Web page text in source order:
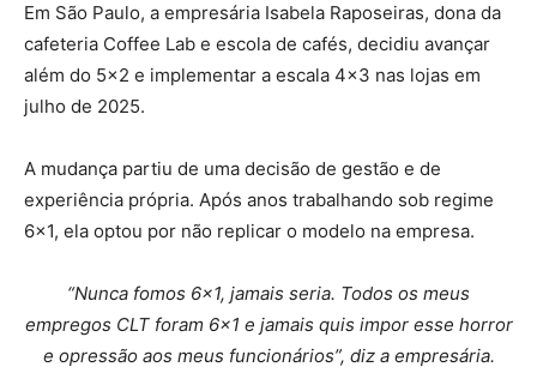
Em São Paulo, a empresária Isabela Raposeiras, dona da
cafeteria Coffee Lab e escola de cafés, decidiu avançar
além do 5×2 e implementar a escala 4×3 nas lojas em
julho de 2025.
A mudança partiu de uma decisão de gestão e de
experiência própria. Após anos trabalhando sob regime
6×1, ela optou por não replicar o modelo na empresa.
“Nunca fomos 6×1, jamais seria. Todos os meus
empregos CLT foram 6×1 e jamais quis impor esse horror
e opressão aos meus funcionários”, diz a empresária.